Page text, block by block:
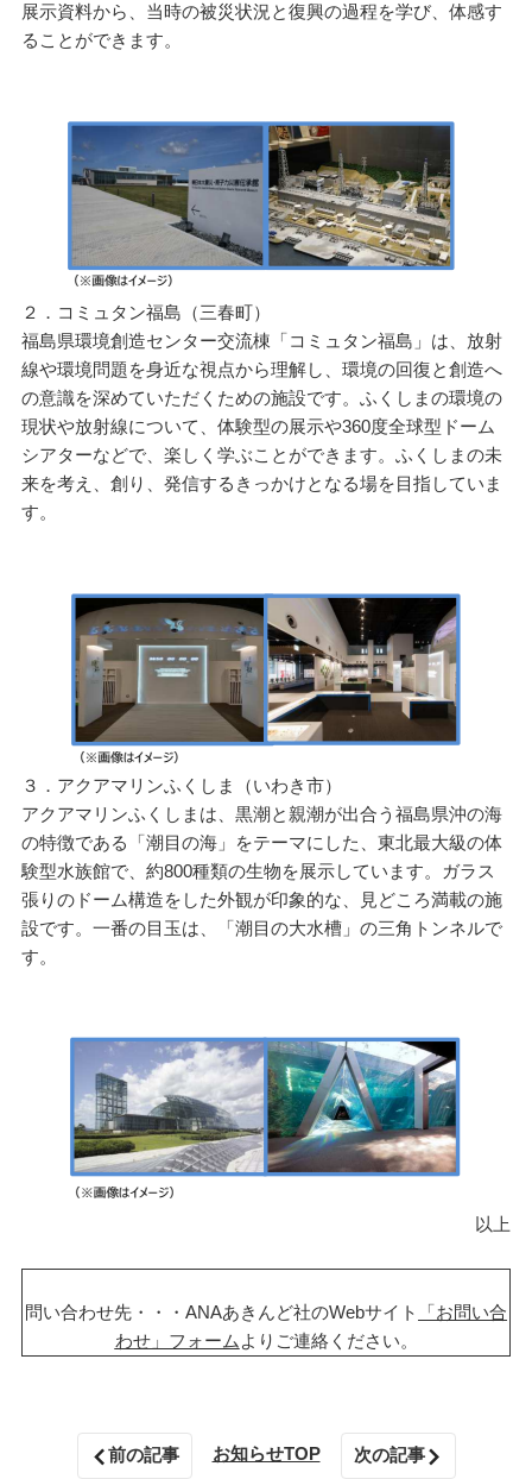
展示資料から、当時の被災状況と復興の過程を学び、体感す
ることができます。
２．コミュタン福島（三春町）
福島県環境創造センター交流棟「コミュタン福島」は、放射
線や環境問題を身近な視点から理解し、環境の回復と創造へ
の意識を深めていただくための施設です。ふくしまの環境の
現状や放射線について、体験型の展示や360度全球型ドーム
シアターなどで、楽しく学ぶことができます。ふくしまの未
来を考え、創り、発信するきっかけとなる場を目指していま
す。
３．アクアマリンふくしま（いわき市）
アクアマリンふくしまは、黒潮と親潮が出合う福島県沖の海
の特徴である「潮目の海」をテーマにした、東北最大級の体
験型水族館で、約800種類の生物を展示しています。ガラス
張りのドーム構造をした外観が印象的な、見どころ満載の施
設です。一番の目玉は、「潮目の大水槽」の三角トンネルで
す。
以上
問い合わせ先・・・ANAあきんど社のWebサイト
「お問い合
わせ」フォーム よりご連絡ください。
前の記事 お知らせTOP 次の記事